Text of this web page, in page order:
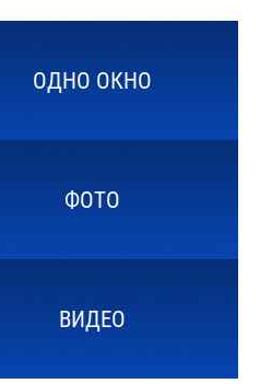
ОДНО ОКНО
ФОТО
ВИДЕО